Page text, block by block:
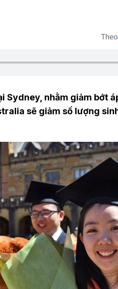
Sydney, nhằm giảm bớt
sẽ giảm số lượng